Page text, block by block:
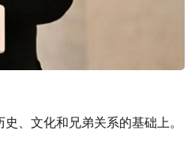
、文化和兄弟关系的基础上。